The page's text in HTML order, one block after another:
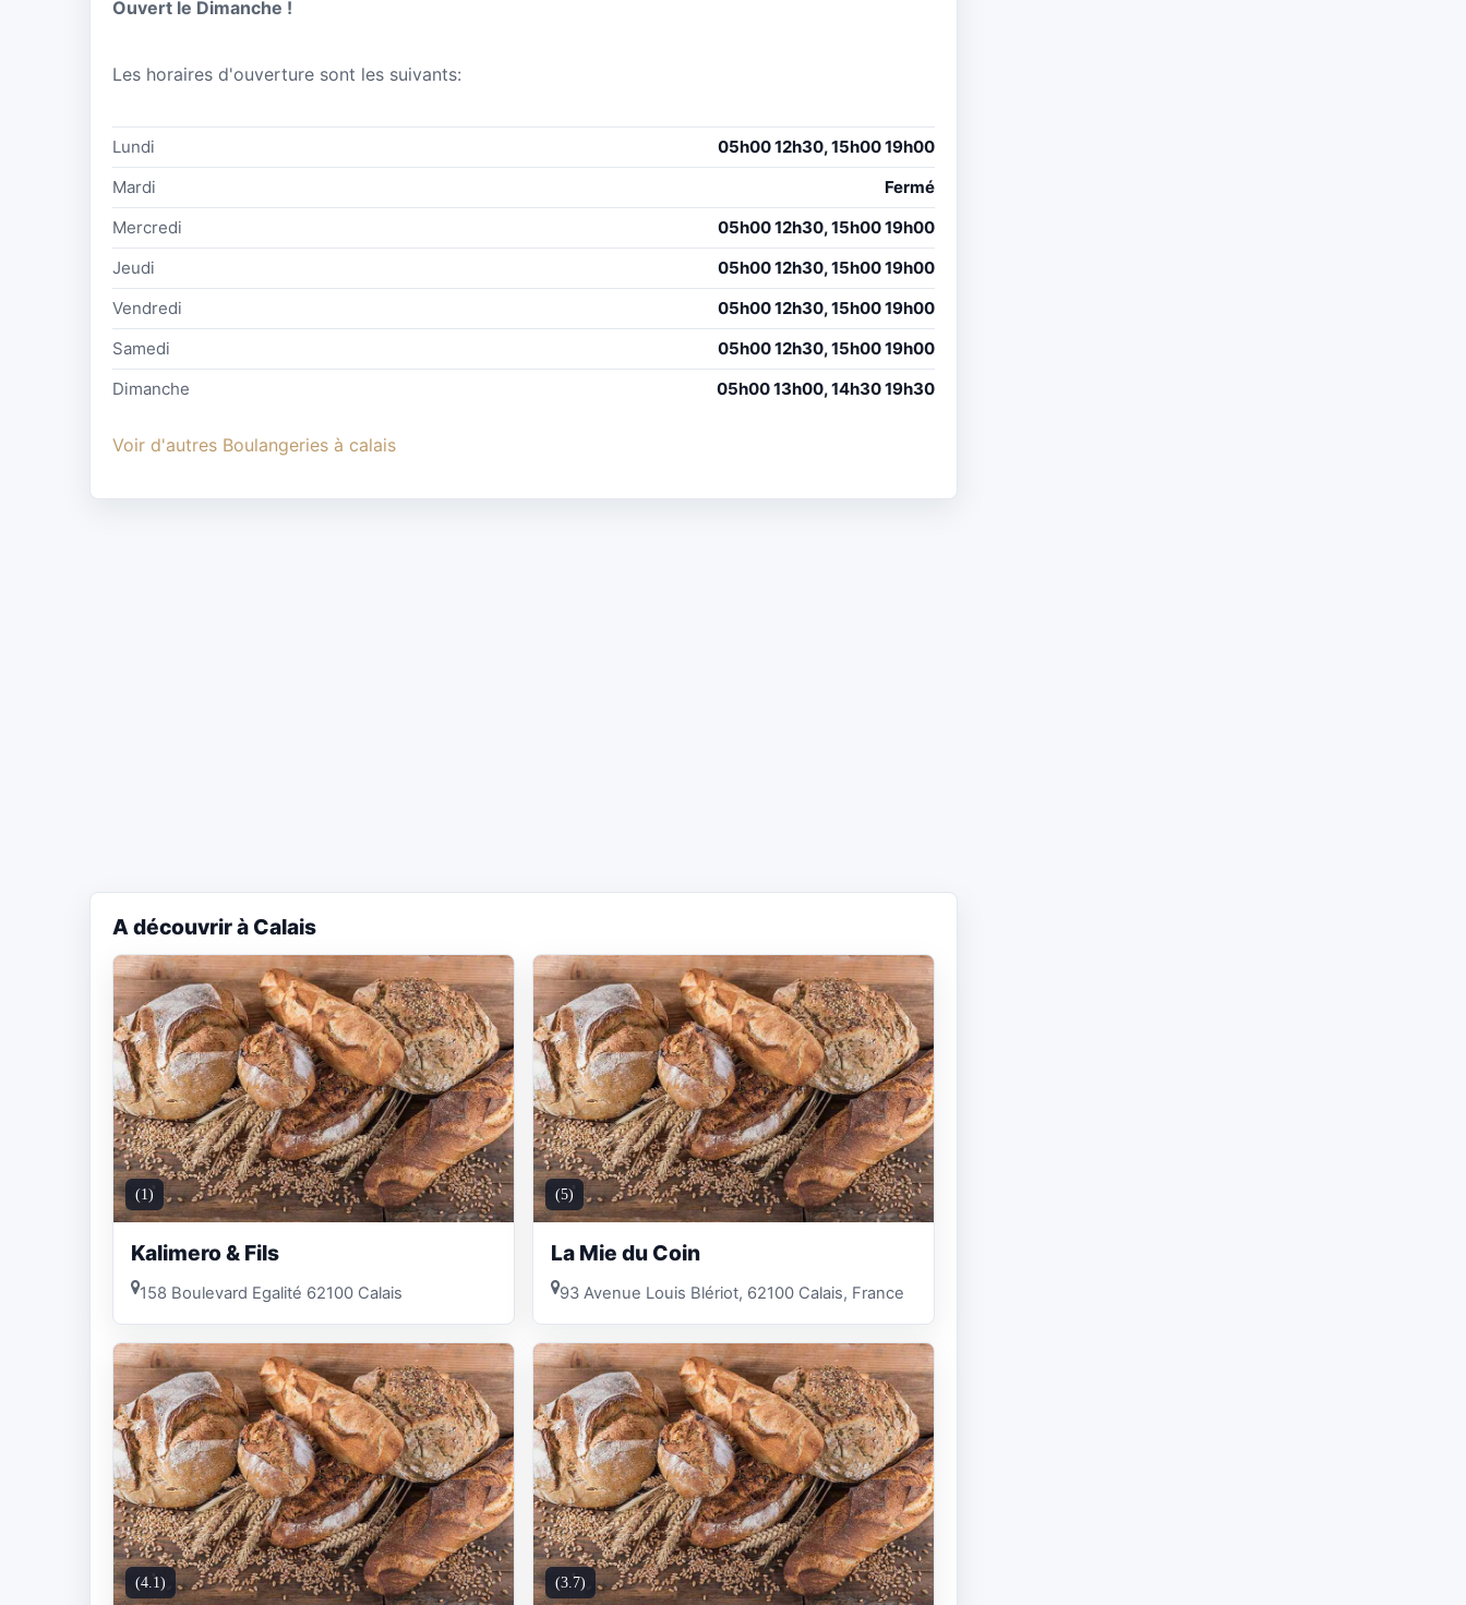
Ouvert le Dimanche !
Les horaires d'ouverture sont les suivants:
Lundi
05h00 12h30, 15h00 19h00
Mardi
Fermé
Mercredi
05h00 12h30, 15h00 19h00
Jeudi
05h00 12h30, 15h00 19h00
Vendredi
05h00 12h30, 15h00 19h00
Samedi
05h00 12h30, 15h00 19h00
Dimanche
05h00 13h00, 14h30 19h30
Voir d'autres Boulangeries à calais
A découvrir à Calais
(1)
Kalimero & Fils
158 Boulevard Egalité 62100 Calais
(5)
La Mie du Coin
93 Avenue Louis Blériot, 62100 Calais, France
(4.1) (3.7)